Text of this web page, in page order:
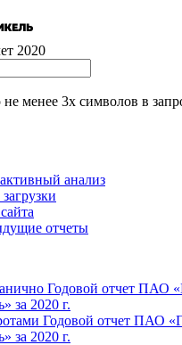
2020
менее 3х символов в
анализ
отчеты
Годовой отчет ПАО
за 2020 г.
Годовой отчет ПАО
за 2020 г.